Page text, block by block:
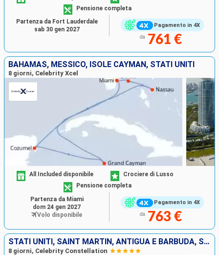
Pagamento in 4X
Pensione completa
da 761 €
Partenza da Fort Lauderdale
sab 30 gen 2027
BAHAMAS, MESSICO, ISOLE CAYMAN, STATI UNITI
8 giorni, Celebrity Xcel
Pagamento in 4X
All Included disponibile
Crociere di Lusso
Pensione completa
da 763 €
Partenza da Miami
dom 24 gen 2027
Volo disponibile
STATI UNITI, SAINT MARTIN, ANTIGUA E BARBUDA, SANTA LUCIA, BARBADOS, PORTORICO
8 giorni, Celebrity Constellation